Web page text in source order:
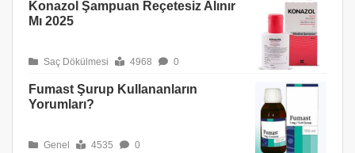
Konazol Şampuan Reçetesiz Alınır
Mı 2025
Saç Dökülmesi 4968 0
Fumast Şurup Kullananların
Yorumları?
Genel 4535 0